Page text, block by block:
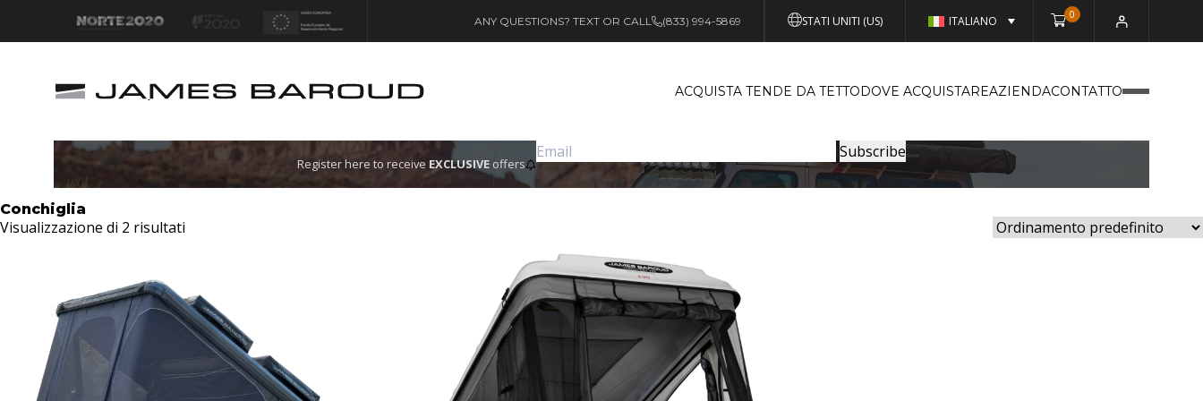
STATI UNITI (US)
ANY QUESTIONS? TEXT OR CALL (833) 994-5869 ITALIANO 0
Let's go! ACQUISTA TENDE DA TETTODOVE ACQUISTAREAZIENDACONTATTO
Register here to receive EXCLUSIVE offers
Conchiglia
Visualizzazione di 2 risultati